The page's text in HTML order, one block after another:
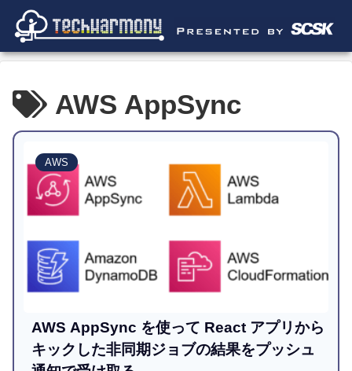
AWS AppSync
AWS
AWS AppSync を使って React アプリから
キックした非同期ジョブの結果をプッシュ